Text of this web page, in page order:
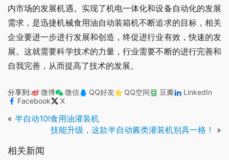
内市场的发展机遇。实现了机电一体化和设备自动化的发展
需求，是迅捷机械食用油自动装箱机不断追求的目标，相关
企业要进一步进行发展和创造，终促进行业有效，快速的发
展。这就需要科学技术的力量，行业需要不断的进行完善和
自我完善，从而提高了技术的发展。
分享到: 微博 微信 QQ好友 QQ空间 豆瓣
LinkedIn
Facebook
X
« 半自动10l食用油灌装机
技能升级，这款半自动酱类灌装机别具一格！
»
相关新闻